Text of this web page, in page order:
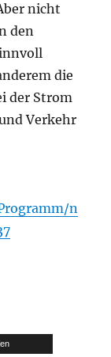
nicht
den
die
der Strom
Verkehr
n